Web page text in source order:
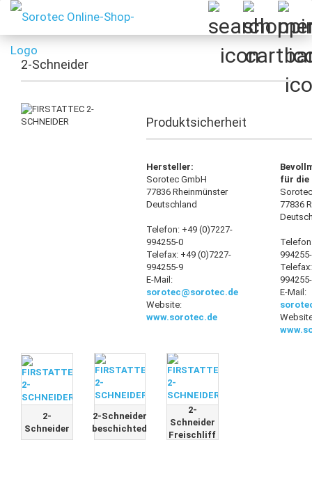
2-Schneider
Produktsicherheit
Hersteller:
Sorotec GmbH
77836 Rheinmünster
Deutschland
Telefon: +49 (0)7227-
994255-0
Telefax: +49 (0)7227-
994255-9
E-Mail:
sorotec@sorotec.de
Website:
www.sorotec.de
für die
77836
E-Mail:
2-
Schneider
2-Schneider
beschichted
2-
Schneider
Freischliff